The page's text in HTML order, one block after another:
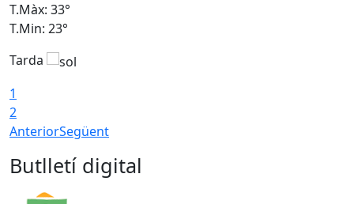
T.Màx: 33°
T.Min: 23°
Tarda
1
2
AnteriorSegüent
Butlletí digital